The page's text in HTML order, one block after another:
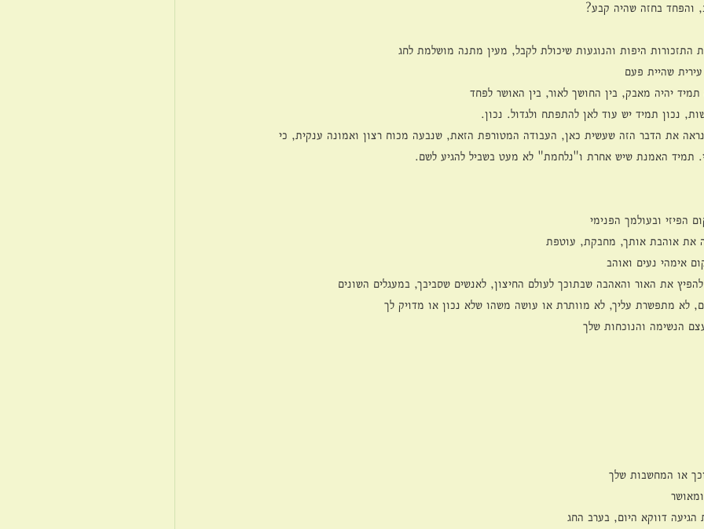
והפחד בחזה שהיה קבע?
התזכורות היפות והנוגעות שיכולת לקבל, מעין מתנה מושלמת לחג
שהיית פעם
יהיה מאבק, בין החושך לאור, בין האושר לפחד
נכון תמיד יש עוד לאן להתפתח ולגדול. נכון.
נראה את הדבר הזה שעשית כאן, העבודה המטורפת הזאת, שנבעה מכוח רצון ואמונה ענקית, כי
תמיד האמנת שיש אחרת ו"נלחמת" לא מעט בשביל להגיע לשם.
הפיזי ובעולמך הפנימי
את אוהבת אותך, מחבקת, עוטפת
אימהי נעים ואוהב
את האור והאהבה שבתוכך לעולם החיצון, לאנשים שסביבך, במעגלים השונים
לא מתפשרת עליך, לא מוותרת או עושה משהו שלא נכון או מדויק לך
הנשימה והנוכחות שלך
או המחשבות שלך
דווקא היום, בערב החג